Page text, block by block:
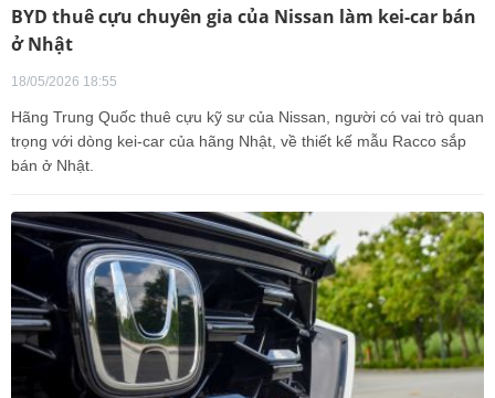
BYD thuê cựu chuyên gia của Nissan làm kei-car bán
ở Nhật
18/05/2026 18:55
Hãng Trung Quốc thuê cựu kỹ sư của Nissan, người có vai trò quan
trọng với dòng kei-car của hãng Nhật, về thiết kế mẫu Racco sắp
bán ở Nhật.